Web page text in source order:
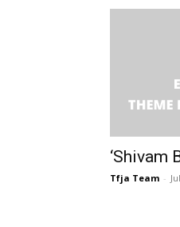
‘Shivam
Tfja Team -